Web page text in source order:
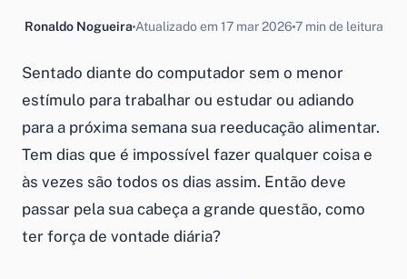
Ronaldo Nogueira Atualizado em 17 mar 2026 7 min de leitura
Sentado diante do computador sem o menor
estímulo para trabalhar ou estudar ou adiando
para a próxima semana sua reeducação alimentar.
Tem dias que é impossível fazer qualquer coisa e
às vezes são todos os dias assim. Então deve
passar pela sua cabeça a grande questão, como
ter força de vontade diária?